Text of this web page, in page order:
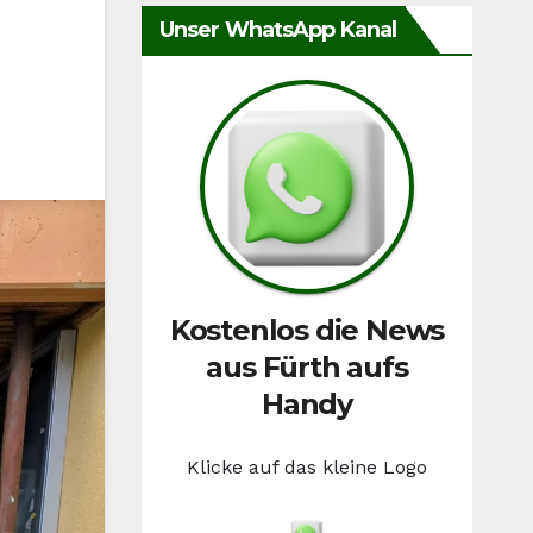
Unser WhatsApp Kanal
Kostenlos die News
aus Fürth aufs
Handy
Klicke auf das kleine Logo